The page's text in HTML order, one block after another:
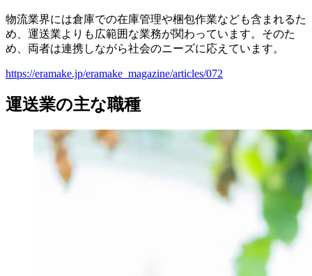
物流業界には倉庫での在庫管理や梱包作業なども含まれるた
め、運送業よりも広範囲な業務が関わっています。そのた
め、両者は連携しながら社会のニーズに応えています。
https://eramake.jp/eramake_magazine/articles/072
運送業の主な職種